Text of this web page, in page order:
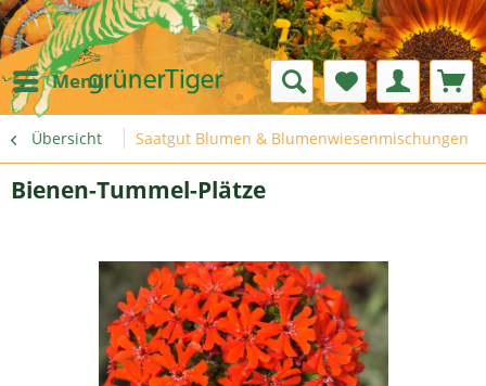
Menü
Übersicht Saatgut Blumen & Blumenwiesenmischungen
Bienen-Tummel-Plätze